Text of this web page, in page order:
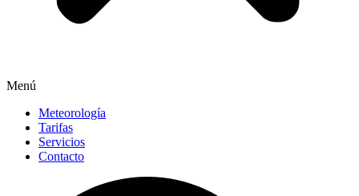
Menú
Meteorología
Tarifas
Servicios
Contacto